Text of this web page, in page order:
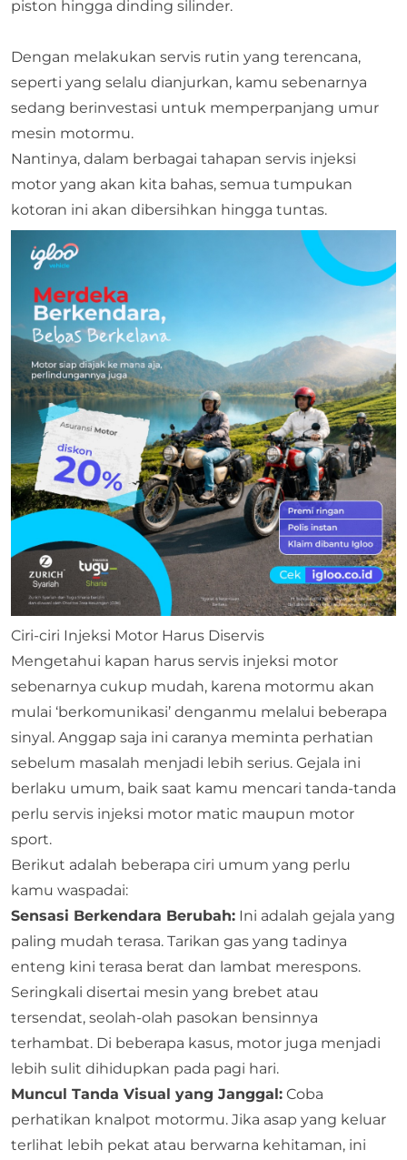
piston hingga dinding silinder.
Dengan melakukan servis rutin yang terencana,
seperti yang selalu dianjurkan, kamu sebenarnya
sedang berinvestasi untuk memperpanjang umur
mesin motormu.
Nantinya, dalam berbagai tahapan servis injeksi
motor yang akan kita bahas, semua tumpukan
kotoran ini akan dibersihkan hingga tuntas.
Ciri-ciri Injeksi Motor Harus Diservis
Mengetahui kapan harus servis injeksi motor
sebenarnya cukup mudah, karena motormu akan
mulai ‘berkomunikasi’ denganmu melalui beberapa
sinyal. Anggap saja ini caranya meminta perhatian
sebelum masalah menjadi lebih serius. Gejala ini
berlaku umum, baik saat kamu mencari tanda-tanda
perlu servis injeksi motor matic maupun motor
sport.
Berikut adalah beberapa ciri umum yang perlu
kamu waspadai:
Sensasi Berkendara Berubah: Ini adalah gejala yang
paling mudah terasa. Tarikan gas yang tadinya
enteng kini terasa berat dan lambat merespons.
Seringkali disertai mesin yang brebet atau
tersendat, seolah-olah pasokan bensinnya
terhambat. Di beberapa kasus, motor juga menjadi
lebih sulit dihidupkan pada pagi hari.
Muncul Tanda Visual yang Janggal: Coba
perhatikan knalpot motormu. Jika asap yang keluar
terlihat lebih pekat atau berwarna kehitaman, ini